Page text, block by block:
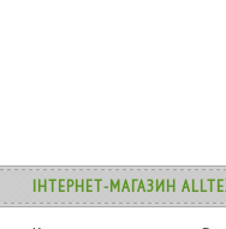
ІНТЕРНЕТ-МАГАЗИН